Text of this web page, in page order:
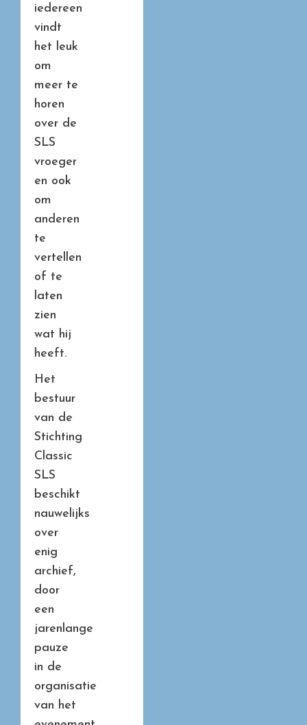
iedereen
vindt
het leuk
om
meer te
horen
over de
SLS
vroeger
en ook
om
anderen
te
vertellen
of te
laten
zien
wat hij
heeft.
Het
bestuur
van de
Stichting
Classic
SLS
beschikt
nauwelijks
over
enig
archief,
door
een
jarenlange
pauze
in de
organisatie
van het